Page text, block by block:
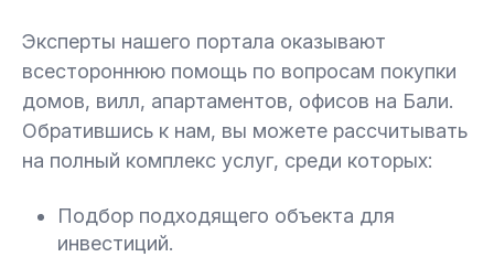
Эксперты нашего портала оказывают
всестороннюю помощь по вопросам покупки
домов, вилл, апартаментов, офисов на Бали.
Обратившись к нам, вы можете рассчитывать
на полный комплекс услуг, среди которых:
Подбор подходящего объекта для
инвестиций.